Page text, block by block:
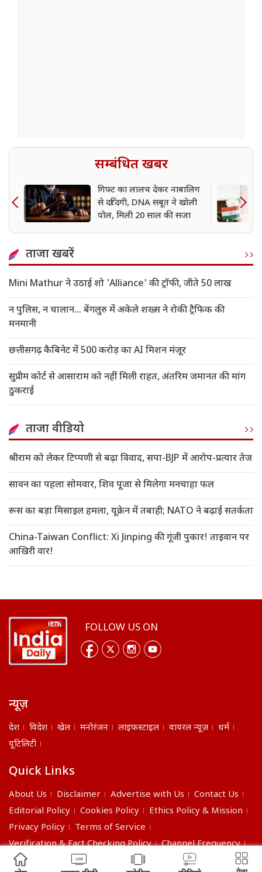
सम्बंधित खबर
गिफ्ट का लालच देकर नाबालिग
से दरिंदगी, DNA सबूत ने खोली
पोल, मिली 20 साल की सजा
ताजा खबरें
Mini Mathur ने उठाई शो 'Alliance' की ट्रॉफी, जीते 50 लाख
न पुलिस, न चालान... बेंगलुरु में अकेले शख्स ने रोकी ट्रैफिक की
मनमानी
छत्तीसगढ़ कैबिनेट में 500 करोड़ का AI मिशन मंजूर
सुप्रीम कोर्ट से आसाराम को नहीं मिली राहत, अंतरिम जमानत की मांग
ठुकराई
ताजा वीडियो
श्रीराम को लेकर टिप्पणी से बढ़ा विवाद, सपा-BJP में आरोप-प्रत्यार तेज
सावन का पहला सोमवार, शिव पूजा से मिलेगा मनचाहा फल
रूस का बड़ा मिसाइल हमला, यूक्रेन में तबाही; NATO ने बढ़ाई सतर्कता
China-Taiwan Conflict: Xi Jinping की गूंजी पुकार! ताइवान पर
आखिरी वार!
FOLLOW US ON
न्यूज़
देश विदेश खेल मनोरंजन लाइफस्टाइल वायरल न्यूज़
धर्म
यूटिलिटी
Quick Links
About Us Disclaimer Advertise with Us
Contact Us
Editorial Policy
Cookies Policy
Ethics Policy & Mission
Privacy Policy
Terms of Service
Verification & Fact Checking Policy
Channel Frequency
©2026 India Daily. All right reserved.